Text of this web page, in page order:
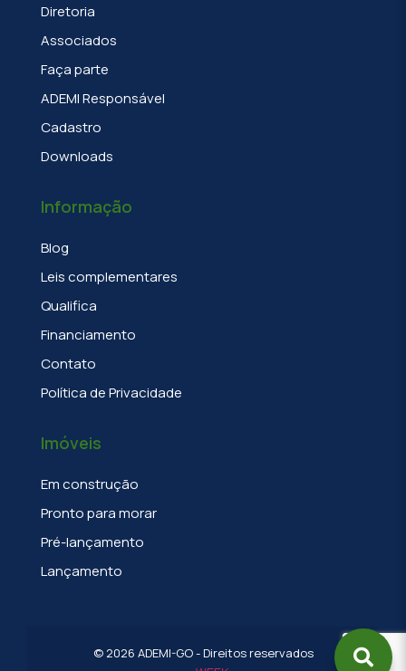
Diretoria
Associados
Faça parte
ADEMI Responsável
Cadastro
Downloads
Informação
Blog
Leis complementares
Qualifica
Financiamento
Contato
Política de Privacidade
Imóveis
Em construção
Pronto para morar
Pré-lançamento
Lançamento
© 2026 ADEMI-GO - Direitos reservados